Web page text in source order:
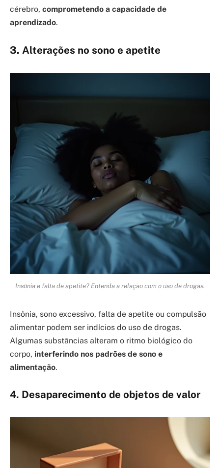
cérebro, comprometendo a capacidade de
aprendizado.
3. Alterações no sono e apetite
Insônia e falta de apetite? Entenda a relação com o uso de drogas.
Insônia, sono excessivo, falta de apetite ou compulsão
alimentar podem ser indícios do uso de drogas.
Algumas substâncias alteram o ritmo biológico do
corpo, interferindo nos padrões de sono e
alimentação.
4. Desaparecimento de objetos de valor